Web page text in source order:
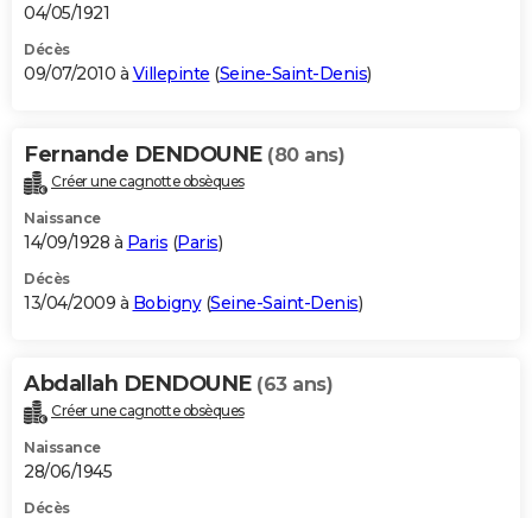
04/05/1921
Décès
09/07/2010 à Villepinte (Seine-Saint-Denis)
Fernande DENDOUNE (80 ans)
Créer une cagnotte obsèques
Naissance
14/09/1928 à Paris (Paris)
Décès
13/04/2009 à Bobigny(Seine-Saint-Denis)
Abdallah DENDOUNE (63 ans)
Créer une cagnotte obsèques
Naissance
28/06/1945
Décès